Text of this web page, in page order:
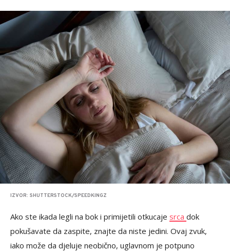
IZVOR: SHUTTERSTOCK/SPEEDKINGZ
Ako ste ikada legli na bok i primijetili otkucaje srca dok
pokušavate da zaspite, znajte da niste jedini. Ovaj zvuk,
iako može da djeluje neobično, uglavnom je potpuno